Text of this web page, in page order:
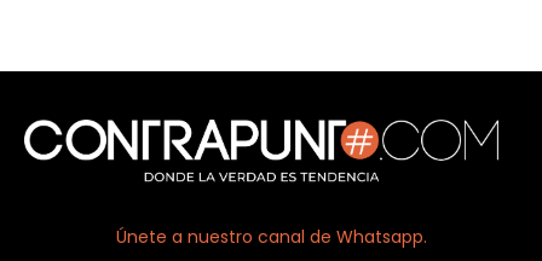
Únete a nuestro canal de Whatsapp.